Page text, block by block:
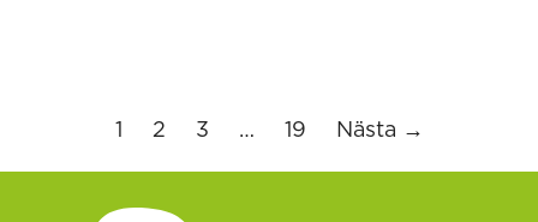
1 2 3 … 19 Nästa →